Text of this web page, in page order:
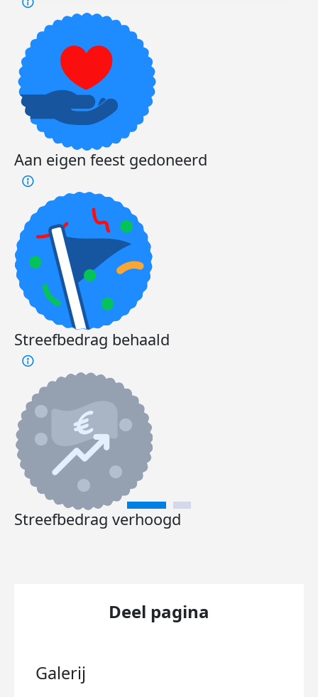
Aan eigen feest gedoneerd
Streefbedrag behaald
Streefbedrag verhoogd
Deel pagina
Galerij